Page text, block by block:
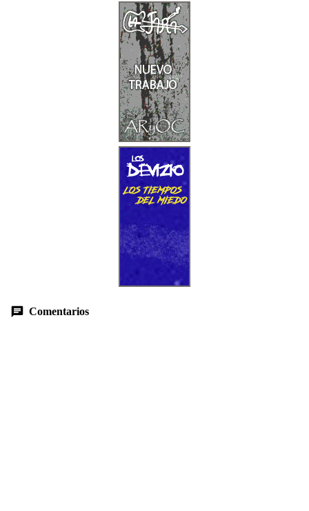
Comentarios